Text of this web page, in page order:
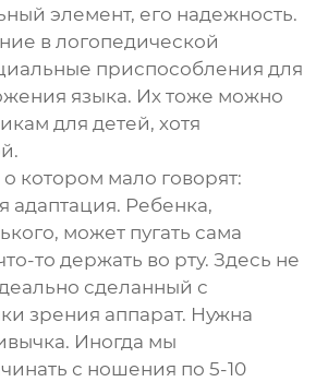
элемент, его надежность.
в логопедической
приспособления для
языка. Их тоже можно
для детей, хотя
котором мало говорят:
адаптация. Ребенка,
может пугать сама
то держать во рту. Здесь не
сделанный с
зрения аппарат. Нужна
Иногда мы
с ношения по 5-10